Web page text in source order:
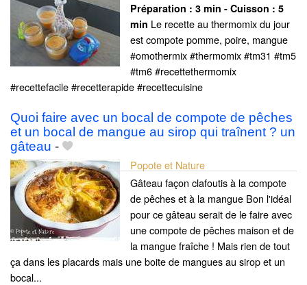
Préparation : 3 min - Cuisson : 5
min Le recette au thermomix du jour
est compote pomme, poire, mangue
#omothermix #thermomix #tm31 #tm5
#tm6 #recettethermomix
#recettefacile #recetterapide #recettecuisine
Quoi faire avec un bocal de compote de pêches
et un bocal de mangue au sirop qui traînent ? un
gâteau -
Popote et Nature
Gâteau façon clafoutis à la compote
de pêches et à la mangue Bon l'idéal
pour ce gâteau serait de le faire avec
une compote de pêches maison et de
la mangue fraîche ! Mais rien de tout
ça dans les placards mais une boite de mangues au sirop et un
bocal...